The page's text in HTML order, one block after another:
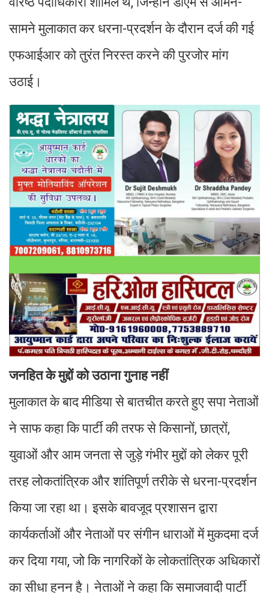
सामने मुलाकात कर धरना-प्रदर्शन के दौरान दर्ज की गई
एफआईआर को तुरंत निरस्त करने की पुरजोर मांग
उठाई।
जनहित के मुद्दों को उठाना गुनाह नहीं
मुलाकात के बाद मीडिया से बातचीत करते हुए सपा नेताओं
ने साफ कहा कि पार्टी की तरफ से किसानों, छात्रों,
युवाओं और आम जनता से जुड़े गंभीर मुद्दों को लेकर पूरी
तरह लोकतांत्रिक और शांतिपूर्ण तरीके से धरना-प्रदर्शन
किया जा रहा था। इसके बावजूद प्रशासन द्वारा
कार्यकर्ताओं और नेताओं पर संगीन धाराओं में मुकदमा दर्ज
कर दिया गया, जो कि नागरिकों के लोकतांत्रिक अधिकारों
का सीधा हनन है। नेताओं ने कहा कि समाजवादी पार्टी